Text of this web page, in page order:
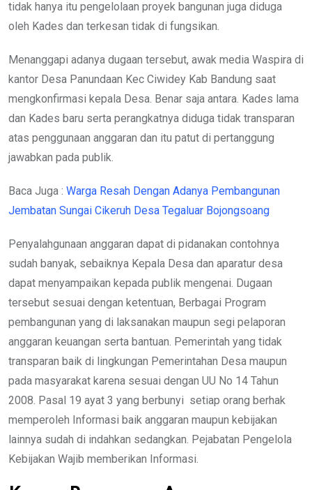
tidak hanya itu pengelolaan proyek bangunan juga diduga
oleh Kades dan terkesan tidak di fungsikan.
Menanggapi adanya dugaan tersebut, awak media Waspira di
kantor Desa Panundaan Kec Ciwidey Kab Bandung saat
mengkonfirmasi kepala Desa. Benar saja antara. Kades lama
dan Kades baru serta perangkatnya diduga tidak transparan
atas penggunaan anggaran dan itu patut di pertanggung
jawabkan pada publik.
Baca Juga : Warga Resah Dengan Adanya Pembangunan
Jembatan Sungai Cikeruh Desa Tegaluar Bojongsoang
Penyalahgunaan anggaran dapat di pidanakan contohnya
sudah banyak, sebaiknya Kepala Desa dan aparatur desa
dapat menyampaikan kepada publik mengenai. Dugaan
tersebut sesuai dengan ketentuan, Berbagai Program
pembangunan yang di laksanakan maupun segi pelaporan
anggaran keuangan serta bantuan. Pemerintah yang tidak
transparan baik di lingkungan Pemerintahan Desa maupun
pada masyarakat karena sesuai dengan UU No 14 Tahun
2008. Pasal 19 ayat 3 yang berbunyi setiap orang berhak
memperoleh Informasi baik anggaran maupun kebijakan
lainnya sudah di indahkan sedangkan. Pejabatan Pengelola
Kebijakan Wajib memberikan Informasi.